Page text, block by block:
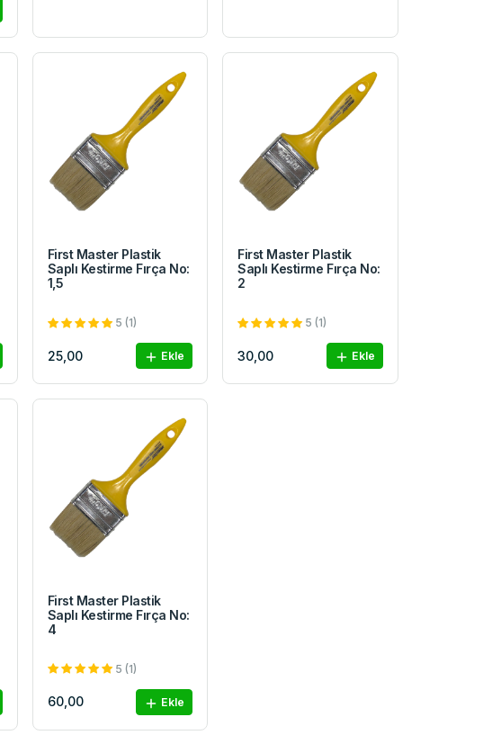
First Master Plastik
Saplı Kestirme Fırça No:
1,5
5 (1)
25,00 Ekle
First Master Plastik
Saplı Kestirme Fırça No:
2
5 (1)
30,00 Ekle
First Master Plastik
Saplı Kestirme Fırça No:
4
5 (1)
60,00 Ekle